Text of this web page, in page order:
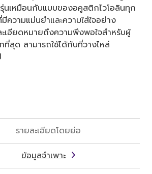
เหมือนกับแบบของอคูสติกไวโอลินทุก
ความแม่นยำและความใส่ใจอย่าง
เอียดหมายถึงความพึงพอใจสำหรับผู้
สุด สามารถใช้ได้กับที่วางไหล่
รายละเอียดโดยย่อ
ข้อมูลจำเพาะ